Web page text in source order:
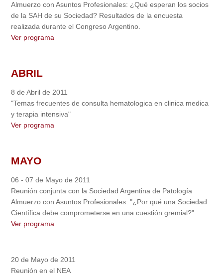
Almuerzo con Asuntos Profesionales: ¿Qué esperan los socios
de la SAH de su Sociedad? Resultados de la encuesta
realizada durante el Congreso Argentino.
Ver programa
ABRIL
8 de Abril de 2011
"Temas frecuentes de consulta hematologica en clinica medica
y terapia intensiva"
Ver programa
MAYO
06 - 07 de Mayo de 2011
Reunión conjunta con la Sociedad Argentina de Patología
Almuerzo con Asuntos Profesionales: "¿Por qué una Sociedad
Científica debe comprometerse en una cuestión gremial?"
Ver programa
20 de Mayo de 2011
Reunión en el NEA